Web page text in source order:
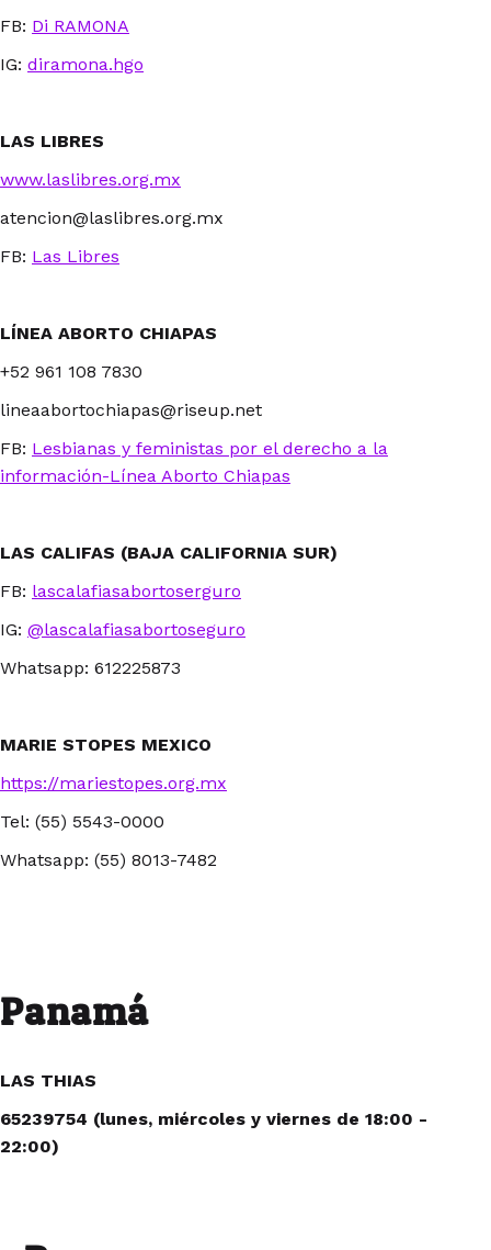
FB: Di RAMONA
IG: diramona.hgo
LAS LIBRES
www.laslibres.org.mx
atencion@laslibres.org.mx
FB: Las Libres
LÍNEA ABORTO CHIAPAS
+52 961 108 7830
lineaabortochiapas@riseup.net
FB: Lesbianas y feministas por el derecho a la
información-Línea Aborto Chiapas
LAS CALIFAS (BAJA CALIFORNIA SUR)
FB: lascalafiasabortoserguro
IG: @lascalafiasabortoseguro
Whatsapp: 612225873
MARIE STOPES MEXICO
https://mariestopes.org.mx
Tel: (55) 5543-0000
Whatsapp: (55) 8013-7482
Panamá
LAS THIAS
65239754 (lunes, miércoles y viernes de 18:00 -
22:00)